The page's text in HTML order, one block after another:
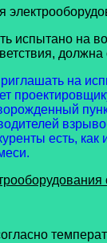
испытано на
на
есть,